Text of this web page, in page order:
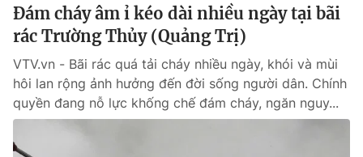
Đám cháy âm ỉ kéo dài nhiều ngày tại bãi
rác Trường Thủy (Quảng Trị)
VTV.vn - Bãi rác quá tải cháy nhiều ngày, khói và mùi
hôi lan rộng ảnh hưởng đến đời sống người dân. Chính
quyền đang nỗ lực khống chế đám cháy, ngăn nguy...